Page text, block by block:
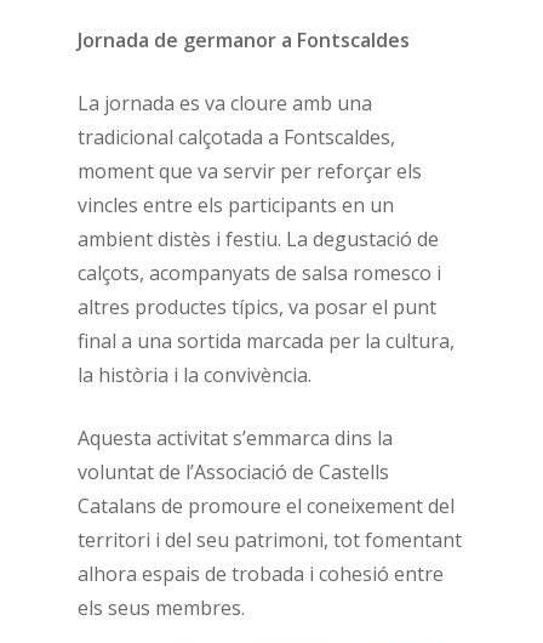
Jornada de germanor a Fontscaldes
La jornada es va cloure amb una
tradicional calçotada a Fontscaldes,
moment que va servir per reforçar els
vincles entre els participants en un
ambient distès i festiu. La degustació de
calçots, acompanyats de salsa romesco i
altres productes típics, va posar el punt
final a una sortida marcada per la cultura,
la història i la convivència.
Aquesta activitat s’emmarca dins la
voluntat de l’Associació de Castells
Catalans de promoure el coneixement del
territori i del seu patrimoni, tot fomentant
alhora espais de trobada i cohesió entre
els seus membres.